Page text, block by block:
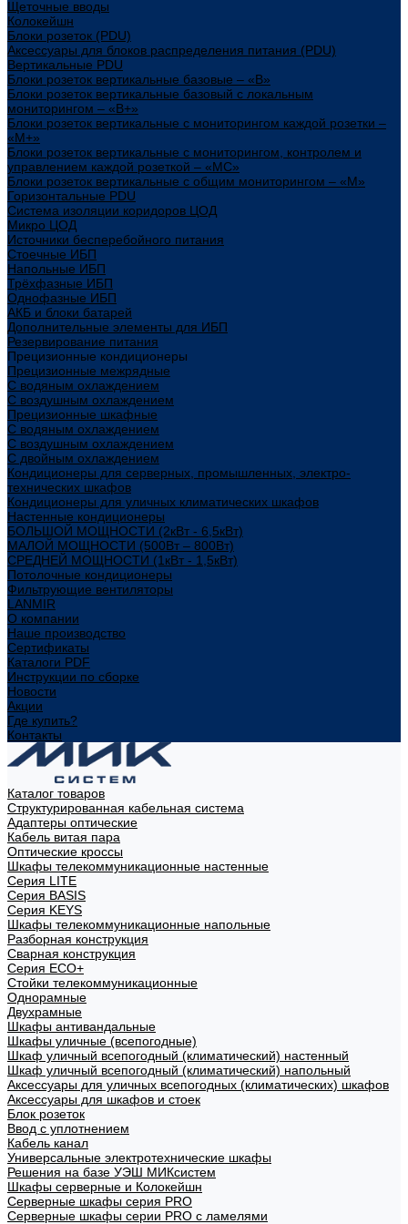
Щеточные вводы
Колокейшн
Блоки розеток (PDU)
Аксессуары для блоков распределения питания (PDU)
Вертикальные PDU
Блоки розеток вертикальные базовые – «В»
Блоки розеток вертикальные базовый с локальным
мониторингом – «В+»
Блоки розеток вертикальные с мониторингом каждой розетки –
«М+»
Блоки розеток вертикальные с мониторингом, контролем и
управлением каждой розеткой – «МС»
Блоки розеток вертикальные с общим мониторингом – «М»
Горизонтальные PDU
Система изоляции коридоров ЦОД
Микро ЦОД
Источники бесперебойного питания
Стоечные ИБП
Напольные ИБП
Трёхфазные ИБП
Однофазные ИБП
АКБ и блоки батарей
Дополнительные элементы для ИБП
Резервирование питания
Прецизионные кондиционеры
Прецизионные межрядные
С водяным охлаждением
С воздушным охлаждением
Прецизионные шкафные
С водяным охлаждением
С воздушным охлаждением
С двойным охлаждением
Кондиционеры для серверных, промышленных, электро-
технических шкафов
Кондиционеры для уличных климатических шкафов
Настенные кондиционеры
БОЛЬШОЙ МОЩНОСТИ (2кВт - 6,5кВт)
МАЛОЙ МОЩНОСТИ (500Вт – 800Вт)
СРЕДНЕЙ МОЩНОСТИ (1кВт - 1,5кВт)
Потолочные кондиционеры
Фильтрующие вентиляторы
LANMIR
О компании
Наше производство
Сертификаты
Каталоги PDF
Инструкции по сборке
Новости
Акции
Где купить?
Контакты
Каталог товаров
Структурированная кабельная система
Адаптеры оптические
Кабель витая пара
Оптические кроссы
Шкафы телекоммуникационные настенные
Cерия LITE
Cерия BASIS
Cерия KEYS
Шкафы телекоммуникационные напольные
Разборная конструкция
Сварная конструкция
Серия ECO+
Стойки телекоммуникационные
Однорамные
Двухрамные
Шкафы антивандальные
Шкафы уличные (всепогодные)
Шкаф уличный всепогодный (климатический) настенный
Шкаф уличный всепогодный (климатический) напольный
Аксессуары для уличных всепогодных (климатических) шкафов
Аксессуары для шкафов и стоек
Блок розеток
Ввод с уплотнением
Кабель канал
Универсальные электротехнические шкафы
Решения на базе УЭШ МИКсистем
Шкафы серверные и Колокейшн
Серверные шкафы серия PRO
Серверные шкафы серии PRO с ламелями